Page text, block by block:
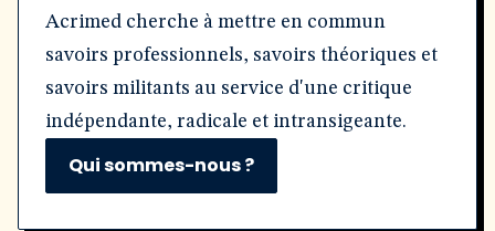
Acrimed cherche à mettre en commun
savoirs professionnels, savoirs théoriques et
savoirs militants au service d'une critique
indépendante, radicale et intransigeante.
Qui sommes-nous ?